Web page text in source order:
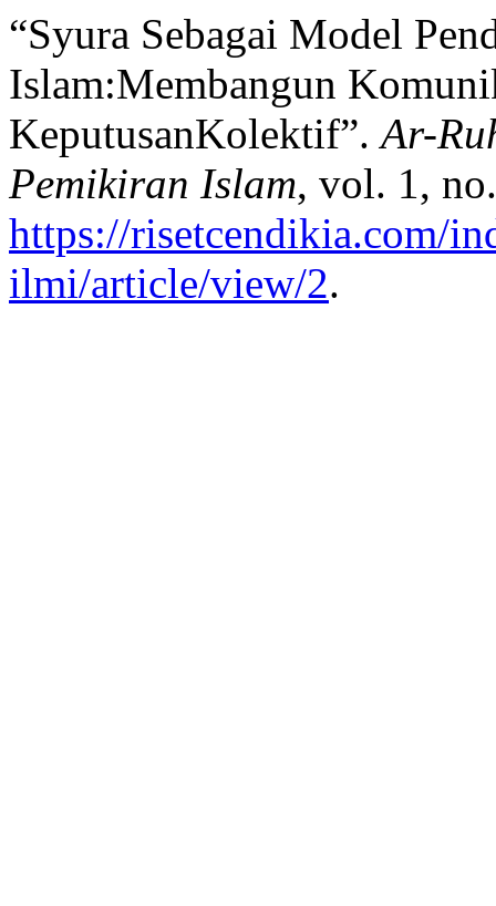
“Syura Sebagai Model
Islam:Membangun
KeputusanKolektif”.Ar-
Pemikiran Islam, vol. 1,
https://risetcendikia.com/
ilmi/article/view/2.